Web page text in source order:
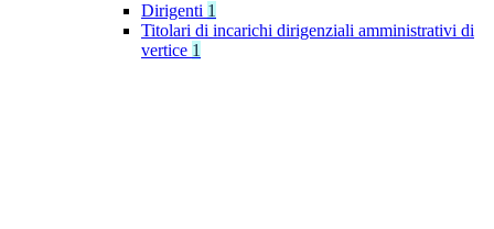
Dirigenti 1
Titolari di incarichi dirigenziali amministrativi di
vertice 1